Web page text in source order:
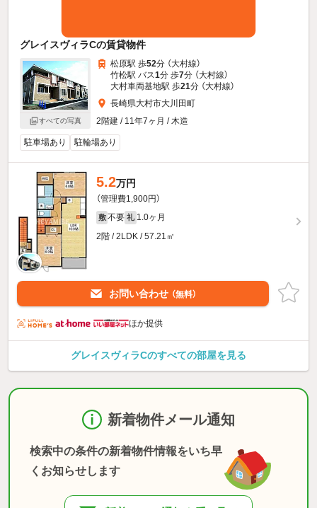
グレイスヴィラCの賃貸物件
すべての写真
松原駅 歩52分 （大村線）
竹松駅 バス1分 歩7分 （大村線）
大村車両基地駅 歩21分 （大村線）
長崎県大村市大川田町
2階建 / 11年7ヶ月 / 木造
駐車場あり 駐輪場あり
5.2万円
（管理費1,900円）
敷 不要 礼 1.0ヶ月
2階 / 2LDK / 57.21㎡
お問い合わせ （無料）
ほか提供
グレイスヴィラCのすべての部屋を見る
新着物件メール通知
検索中の条件の新着物件情報をいち早
くお知らせします